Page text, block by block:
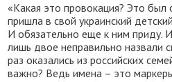
«Какая это провокация? Это был
пришла в свой украинский
И обязательно еще к ним приду.
лишь двое неправильно назвали
раз оказались из российских
важно? Ведь имена – это